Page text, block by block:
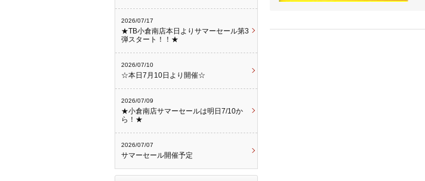
2026/07/17
★TB小倉南店本日よりサマーセール第3
弾スタート！！★
2026/07/10
☆本日7月10日より開催☆
2026/07/09
★小倉南店サマーセールは明日7/10か
ら！★
2026/07/07
サマーセール開催予定